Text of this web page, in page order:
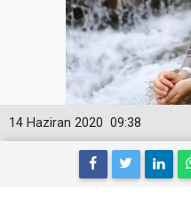
09:38
14 Haziran 2020